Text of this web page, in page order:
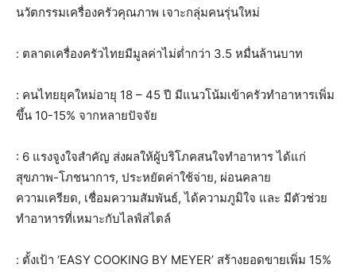
นวัตกรรมเครื่องครัวคุณภาพ เจาะกลุ่มคนรุ่นใหม่
: ตลาดเครื่องครัวไทยมีมูลค่าไม่ต่ำกว่า 3.5 หมื่นล้านบาท
: คนไทยยุคใหม่อายุ 18 – 45 ปี มีแนวโน้มเข้าครัวทำอาหารเพิ่ม
ขึ้น 10-15% จากหลายปัจจัย
: 6 แรงจูงใจสำคัญ ส่งผลให้ผู้บริโภคสนใจทำอาหาร ได้แก่
สุขภาพ-โภชนาการ, ประหยัดค่าใช้จ่าย, ผ่อนคลาย
ความเครียด, เชื่อมความสัมพันธ์, ได้ความภูมิใจ และ มีตัวช่วย
ทำอาหารที่เหมาะกับไลฟ์สไตล์
: ตั้งเป้า ‘EASY COOKING BY MEYER’ สร้างยอดขายเพิ่ม 15%